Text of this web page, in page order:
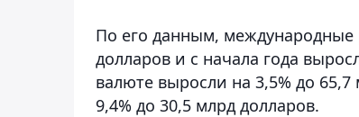
По его данным, международные
долларов и с начала года
валюте выросли на 3,5% до
9,4% до 30,5 млрд долларов.